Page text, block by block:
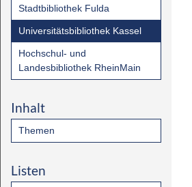
Stadtbibliothek Fulda
Universitätsbibliothek Kassel
Hochschul- und
Landesbibliothek RheinMain
Inhalt
Themen
Listen